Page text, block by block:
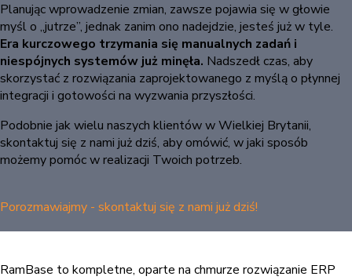
Planując wprowadzenie zmian, zawsze pojawia się w głowie
myśl o „jutrze”, jednak zanim ono nadejdzie, jesteś już w tyle.
Era kurczowego trzymania się manualnych zadań i
niespójnych systemów już minęła. Nadszedł czas, aby
skorzystać z rozwiązania zaprojektowanego z myślą o płynnej
integracji i gotowości na wyzwania przyszłości.
Podobnie jak wielu naszych klientów w Wielkiej Brytanii,
skontaktuj się z nami już dziś, aby omówić, w jaki sposób
możemy pomóc w realizacji Twoich potrzeb.
Porozmawiajmy - skontaktuj się z nami już dziś!
RamBase to kompletne, oparte na chmurze rozwiązanie ERP